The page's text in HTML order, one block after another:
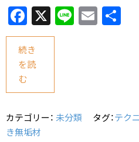
F
a
c
e
b
o
o
X Li
n
E
m
続き
を読
む
カテゴリー： 未分類 タグ：テク
き無垢材